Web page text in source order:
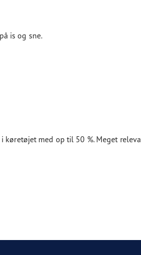
is og sne.
køretøjet med op til 50 %. Meget